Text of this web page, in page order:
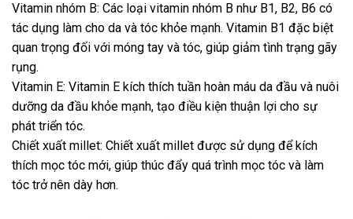
Vitamin nhóm B: Các loại vitamin nhóm B như B1, B2, B6 có
tác dụng làm cho da và tóc khỏe mạnh. Vitamin B1 đặc biệt
quan trọng đối với móng tay và tóc, giúp giảm tình trạng gãy
rụng.
Vitamin E: Vitamin E kích thích tuần hoàn máu da đầu và nuôi
dưỡng da đầu khỏe mạnh, tạo điều kiện thuận lợi cho sự
phát triển tóc.
Chiết xuất millet: Chiết xuất millet được sử dụng để kích
thích mọc tóc mới, giúp thúc đẩy quá trình mọc tóc và làm
tóc trở nên dày hơn.